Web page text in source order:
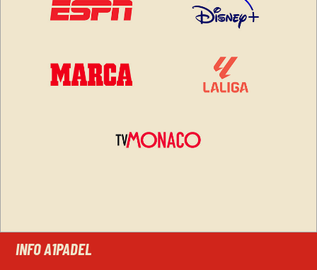
INFO A1PADEL